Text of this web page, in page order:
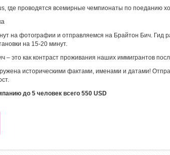
где проводятся всемирные чемпионаты по поеданию
на фотографии и отправляемся на Брайтон Бич. Гид
на 15-20 минут.
– это как контраст проживания наших иммигрантов
историческими фактами, именами и датами!
до 5 человек всего 550 USD